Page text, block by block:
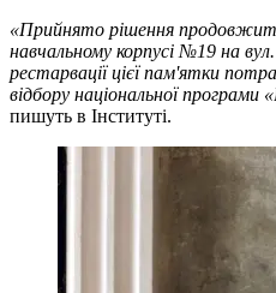
«Прийнято рішення
навчальному корпусі №19 на
рестарвації цієї пам'ятки
відбору національної програми
пишуть в Інституті.